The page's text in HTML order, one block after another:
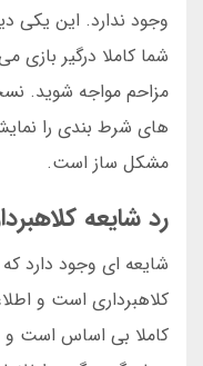
وجود ندارد. این یکی
شما کاملا درگیر بازی
مزاحم مواجه شوید.
های شرط بندی را
مشکل ساز است.
رد شایعه
شایعه ای وجود دارد
کلاهبرداری است و
کاملا بی اساس است و